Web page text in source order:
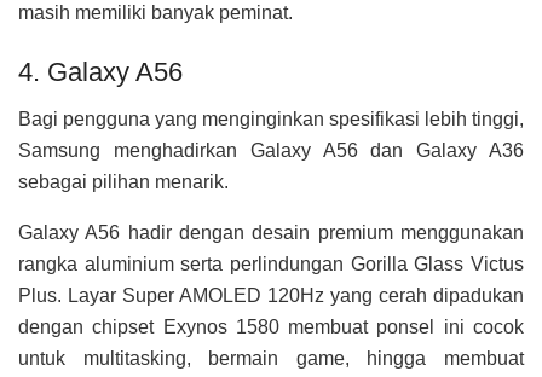
masih memiliki banyak peminat.
4. Galaxy A56
Bagi pengguna yang menginginkan spesifikasi lebih tinggi,
Samsung menghadirkan Galaxy A56 dan Galaxy A36
sebagai pilihan menarik.
Galaxy A56 hadir dengan desain premium menggunakan
rangka aluminium serta perlindungan Gorilla Glass Victus
Plus. Layar Super AMOLED 120Hz yang cerah dipadukan
dengan chipset Exynos 1580 membuat ponsel ini cocok
untuk multitasking, bermain game, hingga membuat